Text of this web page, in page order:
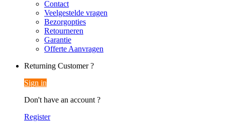
Contact
Veelgestelde vragen
Bezorgopties
Retourneren
Garantie
Offerte Aanvragen
Returning Customer ?
Sign in
Don't have an account ?
Register